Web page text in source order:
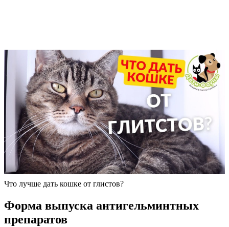
Что лучше дать кошке от глистов?
Форма выпуска антигельминтных
препаратов